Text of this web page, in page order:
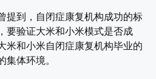
提到，自闭症康复机构成功的标
要验证大米和小米模式是否成
米和小米自闭症康复机构毕业的
集体环境。